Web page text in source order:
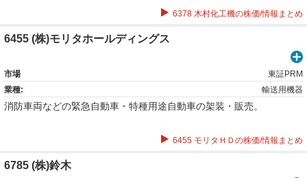
ト設備・機器の建設、工事、メンテナンスの化工機事業など。
6378 木村化工機の株価/情報まとめ
6455 (株)モリタホールディングス
市場
東証PRM
業種:
輸送用機器
消防車両などの緊急自動車・特種用途自動車の架装・販売。
6455 モリタＨＤの株価/情報まとめ
6785 (株)鈴木